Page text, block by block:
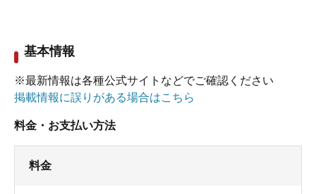
お得なのは絶対フリータイム。平日なら大人1,513円（税
込）で1日過ごすことができるんですよ。タオルセット・
館内着はそれぞれ220円（税込）。1,513円から440円引い
て、それを15時間フルに利用したと考えて15で割ると…
なんと1時間約72円！それでいて、温泉は入り放題、館内
の施設は自由に使えるのですから、人気なのも当然です
基本情報
※最新情報は各種公式サイトなどでご確認ください
掲載情報に誤りがある場合はこちら
料金・お支払い方法
料金